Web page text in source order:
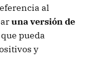
al
una versión de
que pueda
y